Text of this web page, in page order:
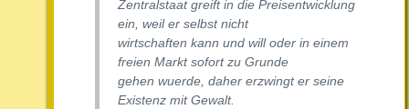
Zentralstaat greift in die Preisentwicklung
ein, weil er selbst nicht
wirtschaften kann und will oder in einem
freien Markt sofort zu Grunde
gehen wuerde, daher erzwingt er seine
Existenz mit Gewalt.